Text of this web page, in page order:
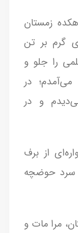
زمستان
گرم بر تن
را جلو و
در
و در
از برف
سرد حوضچه
مرا مات و